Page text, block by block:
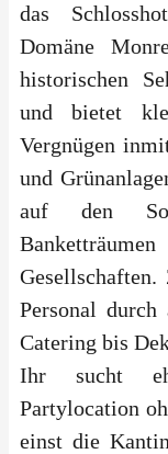
das
Domäne
historischen
und bietet
Vergnügen
und
auf den
Personal
Catering bis
Ihr sucht
Partylocation
einst die